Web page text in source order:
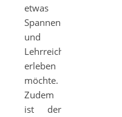
etwas
Spannendes
und
Lehrreiches
erleben
möchte.
Zudem
ist der